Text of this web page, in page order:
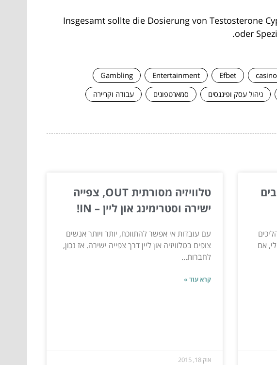
Insgesamt sollte die Dosierung von Testosterone
oder
casino
Efbet
Entertainment
Gambling
ניהול עסק ופיננסים סמארטפונים
עבודה וקריירה
אם
טלוויזיה מסורתית OUT, צפייה
ישירה וסטרימינג און ליין – IN!
עם עובדות אי אפשר להתווכח, יותר ויותר אנשים
צופים בטלוויזיה און ליין דרך צפייה ישירה. אז נכון,
לחברות...
קרא עוד »
אוק 18, 2015